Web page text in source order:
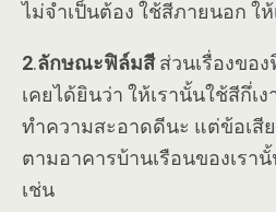
ไม่จำเป็นต้อง ใช้สีภายนอก ใ
2.ลักษณะฟิล์มสีส่วนเรื่องขอ
เคยได้ยินว่า ให้เรานั้นใช้สีกึ่เ
ทำความสะอาดดีนะ แต่ข้อเสี
ตามอาคารบ้านเรือนของเร
เช่น